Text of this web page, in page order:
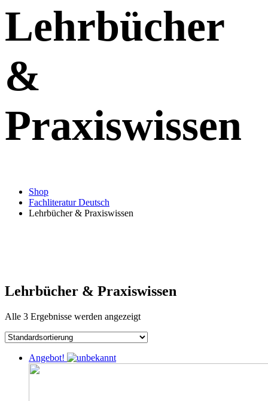
Lehrbücher
&
Praxiswissen
Shop
Fachliteratur Deutsch
Lehrbücher & Praxiswissen
Lehrbücher & Praxiswissen
Alle 3 Ergebnisse werden angezeigt
Angebot!